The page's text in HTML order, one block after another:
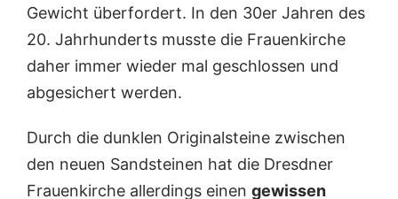
Gewicht überfordert. In den 30er Jahren des
20. Jahrhunderts musste die Frauenkirche
daher immer wieder mal geschlossen und
abgesichert werden.
Durch die dunklen Originalsteine zwischen
den neuen Sandsteinen hat die Dresdner
Frauenkirche allerdings einen gewissen